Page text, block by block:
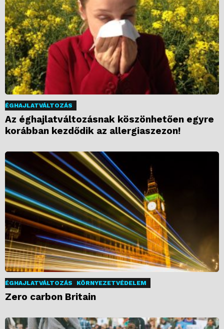
ÉGHAJLATVÁLTOZÁS
Az éghajlatváltozásnak köszönhetően egyre
korábban kezdődik az allergiaszezon!
ÉGHAJLATVÁLTOZÁS KÖRNYEZETVÉDELEM
Zero carbon Britain